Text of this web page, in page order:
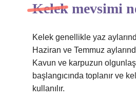
Kelek mevsimi
Kelek genellikle yaz
Haziran ve Temmuz
Kavun ve karpuzun
başlangıcında toplanır ve
kullanılır.